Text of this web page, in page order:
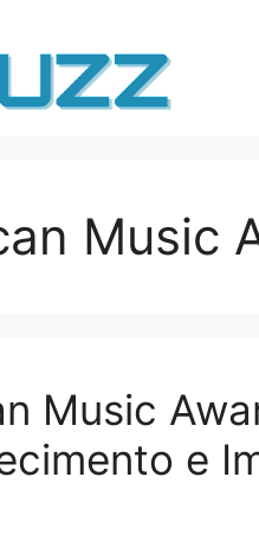
Music
Music
e